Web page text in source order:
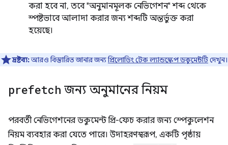
করা হবে না, তবে "অনুমানমূলক নেভিগেশন" শব্দ থেকে
স্পষ্টভাবে আলাদা করার জন্য শব্দটি অন্তর্ভুক্ত করা
হয়েছে।
দ্রষ্টব্য:আরও বিস্তারিত জানার জন্যপ্রিলোডিং টেক ল্যান্ডস্কেপ ডকুমেন্টটিদেখুন।
prefetch জন্য অনুমানের নিয়ম
পরবর্তী নেভিগেশনের ডকুমেন্ট প্রি-ফেচ করার জন্য স্পেকুলেশন
নিয়ম ব্যবহার করা যেতে পারে। উদাহরণস্বরূপ, একটি পৃষ্ঠায়